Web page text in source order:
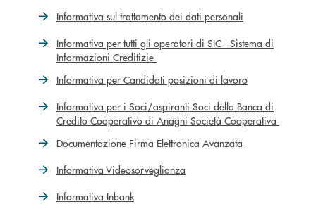
Informativa sul trattamento dei dati personali
Informativa per tutti gli operatori di SIC - Sistema di
Informazioni Creditizie
Informativa per Candidati posizioni di lavoro
Informativa per i Soci/aspiranti Soci della Banca di
Credito Cooperativo di Anagni Società Cooperativa
Documentazione Firma Elettronica Avanzata
Informativa Videosorveglianza
Informativa Inbank